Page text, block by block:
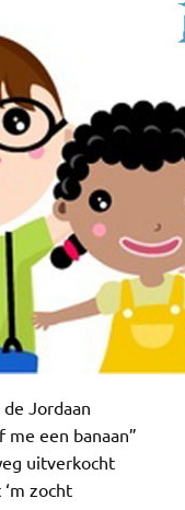
Jordaan
me een banaan”
uitverkocht
zocht